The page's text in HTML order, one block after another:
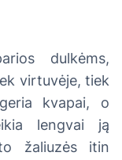
dulkėms,
virtuvėje, tiek
kvapai, o
lengvai ją
žaliuzės itin